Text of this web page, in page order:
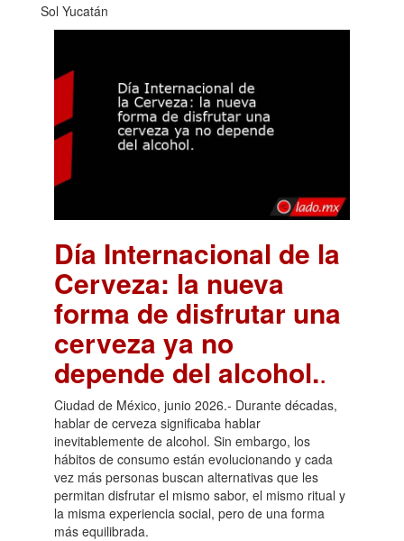
Sol Yucatán
Día Internacional de la
Cerveza: la nueva
forma de disfrutar una
cerveza ya no
depende del alcohol..
Ciudad de México, junio 2026.- Durante décadas,
hablar de cerveza significaba hablar
inevitablemente de alcohol. Sin embargo, los
hábitos de consumo están evolucionando y cada
vez más personas buscan alternativas que les
permitan disfrutar el mismo sabor, el mismo ritual y
la misma experiencia social, pero de una forma
más equilibrada.